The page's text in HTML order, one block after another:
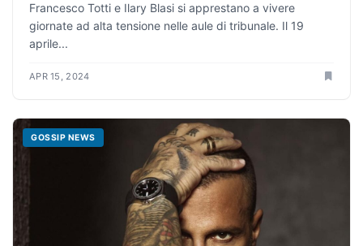
Francesco Totti e Ilary Blasi si apprestano a vivere
giornate ad alta tensione nelle aule di tribunale. Il 19
aprile...
APR 15, 2024
GOSSIP NEWS